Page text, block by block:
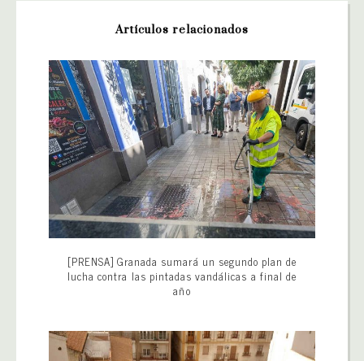
Artículos relacionados
[PRENSA] Granada sumará un segundo plan de
lucha contra las pintadas vandálicas a final de
año